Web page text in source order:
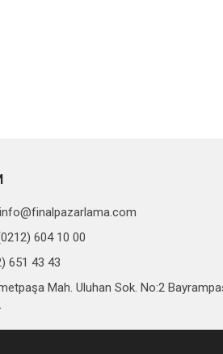
info@finalpazarlama.com
604 10 00
651 43 43
Mah. Uluhan Sok. No:2